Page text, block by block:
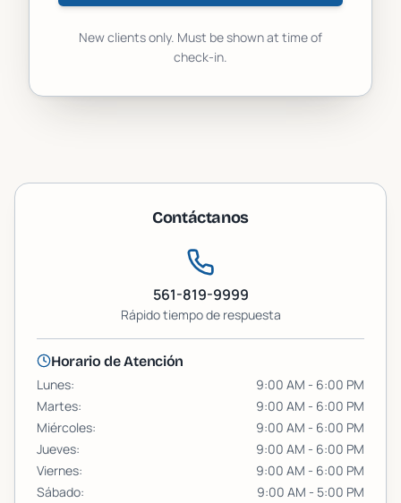
New clients only. Must be shown at time of
check-in.
Contáctanos
561-819-9999
Rápidotiempo de respuesta
Horario de Atención
Lunes:
9:00 AM - 6:00 PM
Martes:
9:00 AM - 6:00 PM
Miércoles:
9:00 AM - 6:00 PM
Jueves:
9:00 AM - 6:00 PM
Viernes:
9:00 AM - 6:00 PM
Sábado:
9:00 AM - 5:00 PM